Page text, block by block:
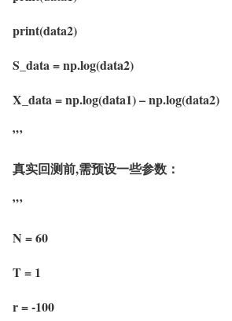
print(data2)
S_data = np.log(data2)
X_data = np.log(data1) – np.log(data2)
”’
真实回测前,需预设一些参数：
”’
N = 60
T = 1
r = -100